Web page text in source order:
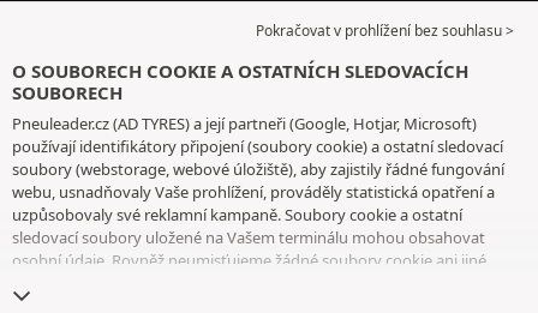
Pokračovat v prohlížení bez souhlasu >
O SOUBORECH COOKIE A OSTATNÍCH SLEDOVACÍCH
SOUBORECH
Pneuleader.cz (AD TYRES) a její partneři (Google, Hotjar, Microsoft)
používají identifikátory připojení (soubory cookie) a ostatní sledovací
soubory (webstorage, webové úložiště), aby zajistily řádné fungování
webu, usnadňovaly Vaše prohlížení, prováděly statistická opatření a
uzpůsobovaly své reklamní kampaně. Soubory cookie a ostatní
sledovací soubory uložené na Vašem terminálu mohou obsahovat
osobní údaje. Rovněž neumisťujeme žádné soubory cookie ani jiné
vyjma těch, které jsou nezbytné pro fungování webu. Vaši volbu